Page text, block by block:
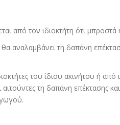
από τον ιδιοκτήτη ότι
τη δαπάνη
του ίδιου ακινήτου ή
τη δαπάνη επέκτασης